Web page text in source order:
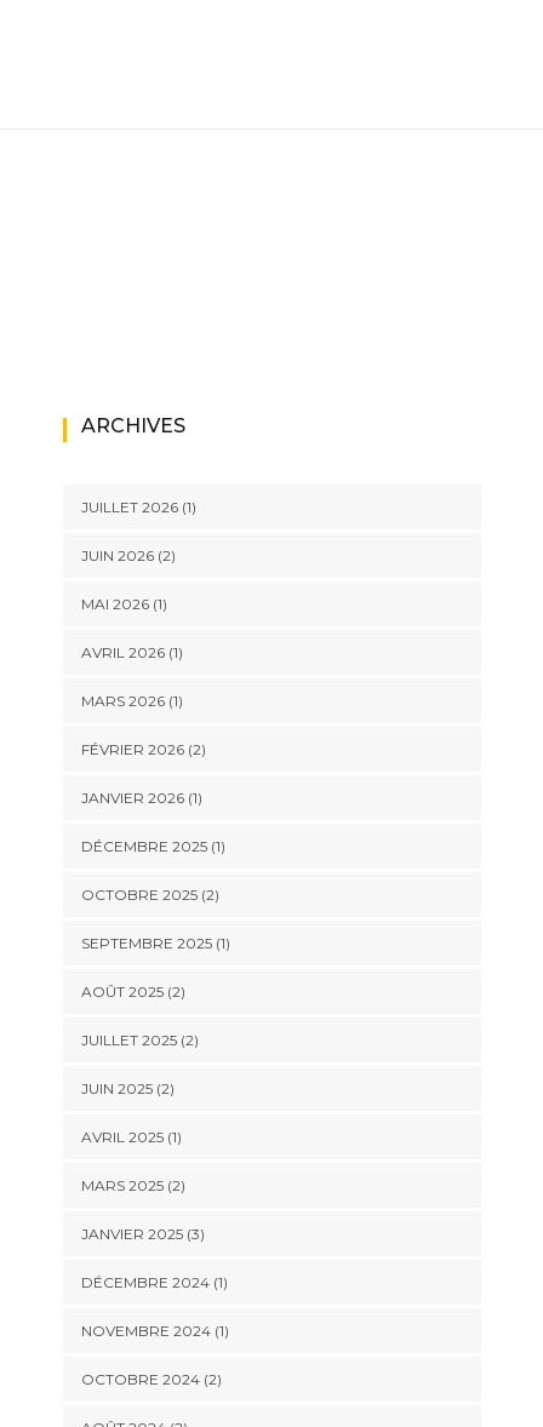
ARCHIVES
JUILLET 2026(1)
JUIN 2026(2)
MAI 2026(1)
AVRIL 2026(1)
MARS 2026(1)
FÉVRIER 2026(2)
JANVIER 2026(1)
DÉCEMBRE 2025(1)
OCTOBRE 2025(2)
SEPTEMBRE 2025(1)
AOÛT 2025(2)
JUILLET 2025(2)
JUIN 2025(2)
AVRIL 2025(1)
MARS 2025(2)
JANVIER 2025(3)
DÉCEMBRE 2024(1)
NOVEMBRE 2024(1)
OCTOBRE 2024(2)